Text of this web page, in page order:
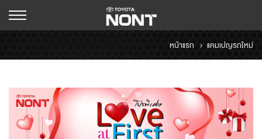
หน้าแรก แคมเปญรถใหม่